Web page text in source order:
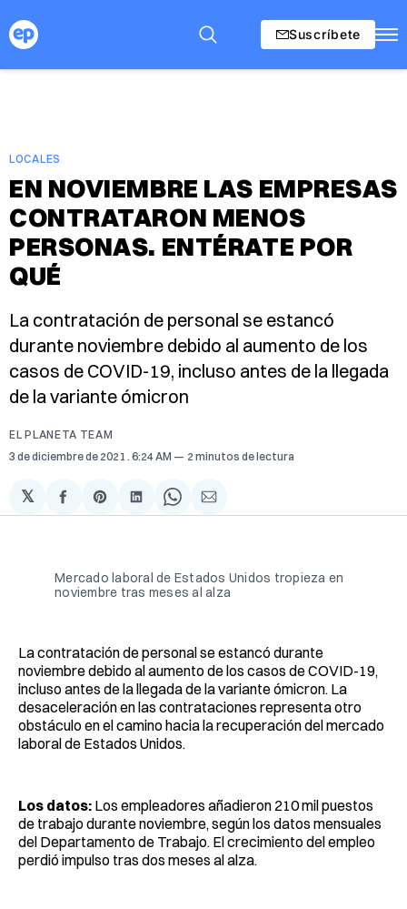
Suscríbete
LOCALES
EN NOVIEMBRE LAS EMPRESAS
CONTRATARON MENOS
PERSONAS. ENTÉRATE POR
QUÉ
La contratación de personal se estancó
durante noviembre debido al aumento de los
casos de COVID-19, incluso antes de la llegada
de la variante ómicron
EL PLANETA TEAM
3 de diciembre de 2021 . 6:24 AM 2 minutos de lectura
𝕏
Compartir
en
Share
on
Compartir
en
Share
on
Compartir
via
Mercado laboral de Estados Unidos tropieza en
noviembre tras meses al alza
La contratación de personal se estancó durante
noviembre debido al aumento de los casos de COVID-19,
incluso antes de la llegada de la variante ómicron. La
desaceleración en las contrataciones representa otro
obstáculo en el camino hacia la recuperación del mercado
laboral de Estados Unidos.
Los datos: Los empleadores añadieron 210 mil puestos
de trabajo durante noviembre, según los datos mensuales
del Departamento de Trabajo. El crecimiento del empleo
perdió impulso tras dos meses al alza.